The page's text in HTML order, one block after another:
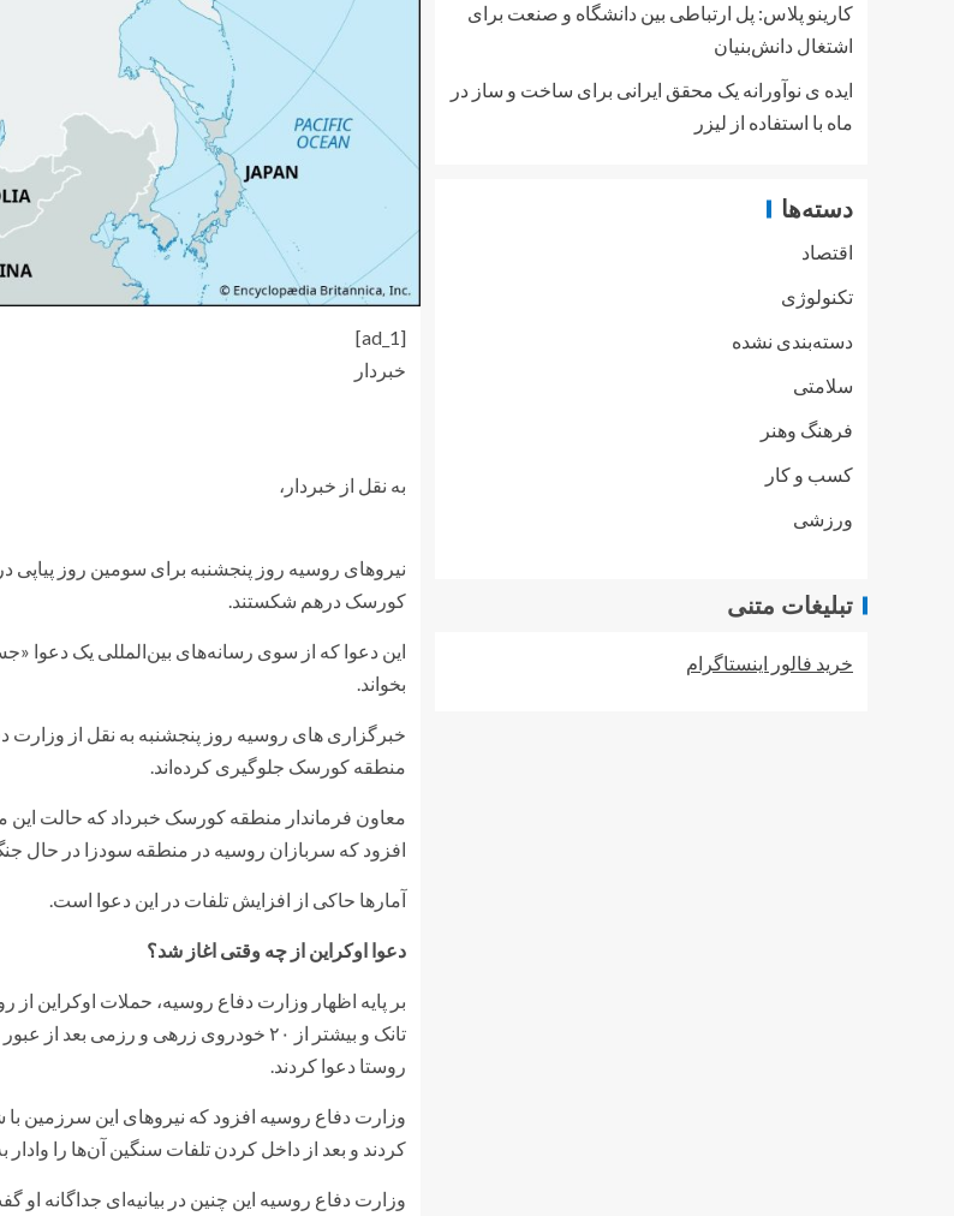
[ad_1]
خبردار
به نقل از خبردار،
نیروهای روسیه روز پنجشنبه برای سومین روز پیاپی
کورسک درهم شکستند.
این دعوا که از سوی رسانه‌های بین‌المللی یک دعوا
بخواند.
خبرگزاری های روسیه روز پنجشنبه به نقل از وزارت
منطقه کورسک جلوگیری کرده‌اند.
معاون فرماندار منطقه کورسک خبرداد که حالت این
افزود که سربازان روسیه در منطقه سودزا در حال
آمارها حاکی از افزایش تلفات در این دعوا است.
دعوا اوکراین از چه وقتی اغاز شد؟
تانک و بیشتر از ۲۰ خودروی زرهی و
روستا دعوا کردند.
وزارت دفاع روسیه افزود که نیروهای این سرزمین با
کردند و بعد از داخل کردن تلفات سنگین آن‌ها را
کارینو پلاس: پل ارتباطی بین دانشگاه و صنعت برای
اشتغال دانش‌بنیان
ایده ی نوآورانه یک محقق ایرانی برای ساخت و ساز در
ماه با استفاده از لیزر
دسته‌ها
اقتصاد
تکنولوژی
دسته‌بندی نشده
سلامتی
فرهنگ وهنر
کسب و کار
ورزشی
تبلیغات متنی
خرید فالور اینستاگرام